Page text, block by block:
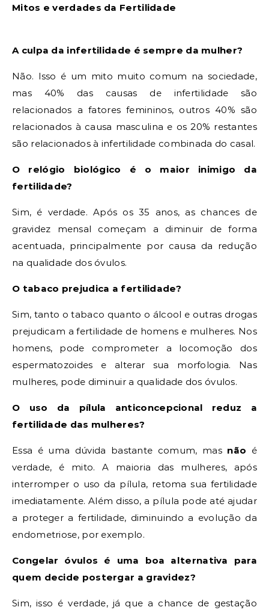
Mitos e verdades da Fertilidade
A culpa da infertilidade é sempre da mulher?
Não. Isso é um mito muito comum na sociedade,
mas 40% das causas de infertilidade são
relacionados a fatores femininos, outros 40% são
relacionados à causa masculina e os 20% restantes
são relacionados à infertilidade combinada do casal.
O relógio biológico é o maior inimigo da
fertilidade?
Sim, é verdade. Após os 35 anos, as chances de
gravidez mensal começam a diminuir de forma
acentuada, principalmente por causa da redução
na qualidade dos óvulos.
O tabaco prejudica a fertilidade?
Sim, tanto o tabaco quanto o álcool e outras drogas
prejudicam a fertilidade de homens e mulheres. Nos
homens, pode comprometer a locomoção dos
espermatozoides e alterar sua morfologia. Nas
mulheres, pode diminuir a qualidade dos óvulos.
O uso da pílula anticoncepcional reduz a
fertilidade das mulheres?
Essa é uma dúvida bastante comum, mas não é
verdade, é mito. A maioria das mulheres, após
interromper o uso da pílula, retoma sua fertilidade
imediatamente. Além disso, a pílula pode até ajudar
a proteger a fertilidade, diminuindo a evolução da
endometriose, por exemplo.
Congelar óvulos é uma boa alternativa para
quem decide postergar a gravidez?
Sim, isso é verdade, já que a chance de gestação